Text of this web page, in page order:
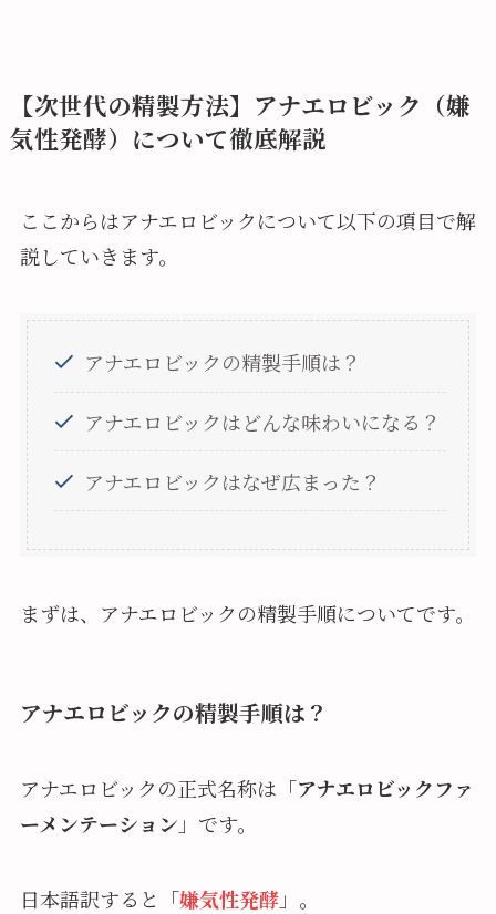
【次世代の精製方法】アナエロビック（嫌
気性発酵）について徹底解説
ここからはアナエロビックについて以下の項目で解
説していきます。
アナエロビックの精製手順は？
アナエロビックはどんな味わいになる？
アナエロビックはなぜ広まった？
まずは、アナエロビックの精製手順についてです。
アナエロビックの精製手順は？
アナエロビックの正式名称は「アナエロビックファ
ーメンテーション 」です。
日本語訳すると「嫌気性発酵」。